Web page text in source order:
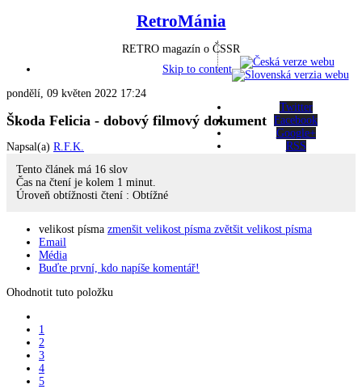
RetroMánia
RETRO magazín o ČSSR
Twitter
Facebook
Google+
RSS
Skip to content
pondělí, 09 květen 2022 17:24
Škoda Felicia - dobový filmový dokument
Napsal(a) R.F.K.
Tento článek má 16 slov
Čas na čtení je kolem 1 minut.
Úroveň obtížnosti čtení : Obtížné
velikost písma zmenšit velikost písma zvětšit velikost písma
Email
Média
Buďte první, kdo napíše komentář!
Ohodnotit tuto položku
1
2
3
4
5